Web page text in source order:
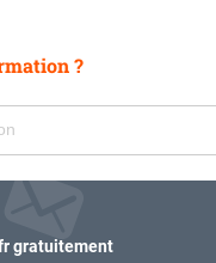
?
gratuitement